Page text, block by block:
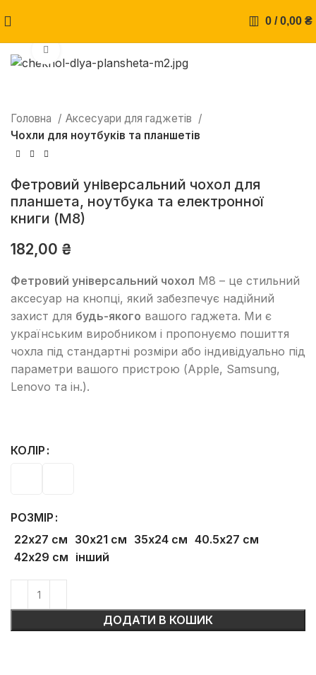
0 / 0,00 ₴
Головна
Аксесуари для гаджетів
Чохли для ноутбуків та планшетів
Фетровий універсальний чохол для
планшета, ноутбука та електронної
книги (М8)
182,00 ₴
Фетровий універсальний чохол М8 – це стильний
аксесуар на кнопці, який забезпечує надійний
захист для будь-якого вашого гаджета. Ми є
українським виробником і пропонуємо пошиття
чохла під стандартні розміри або індивідуально під
параметри вашого пристрою (Apple, Samsung,
Lenovo та ін.).
КОЛІР
РОЗМІР
22х27 см 30х21 см 35х24 см 40.5х27 см
42х29 см інший
ДОДАТИ В КОШИК